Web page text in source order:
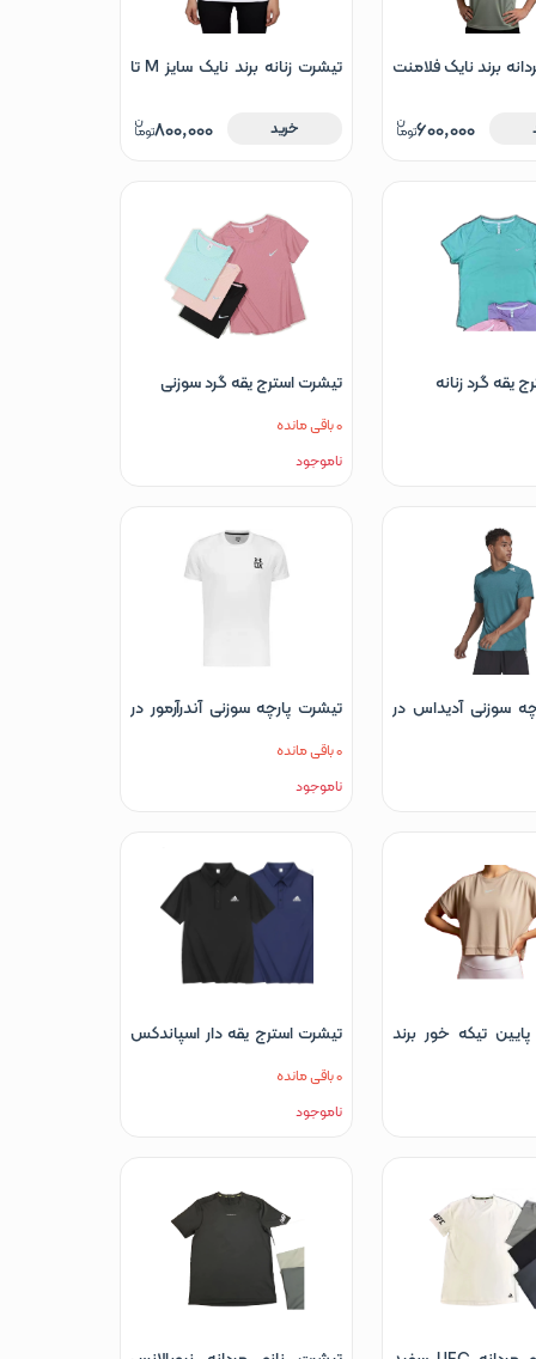
برند نایک فلامنت
600,000
تیشرت زنانه برند نایک سایز M تا
خرید 800,000
یقه گرد زنانه تیشرت استرج یقه گرد سوزنی
0 باقی مانده
ناموجود
سوزنی آدیداس در
تیشرت پارچه سوزنی آندرآرمور در
سبز
0 باقی مانده
ناموجود
پایین تیکه خور برند
تیشرت استرج یقه دار اسپاندکس
سبز سدری سفید مشکی
0 باقی مانده
ناموجود